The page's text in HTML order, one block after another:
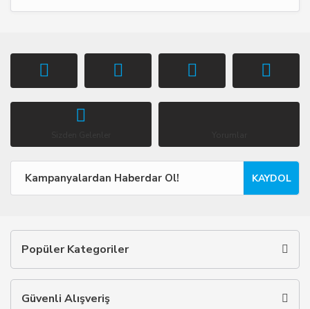
KAYDOL
Popüler Kategoriler
Güvenli Alışveriş